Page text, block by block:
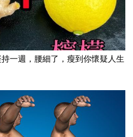
一週，腰細了，瘦到你懷疑人生